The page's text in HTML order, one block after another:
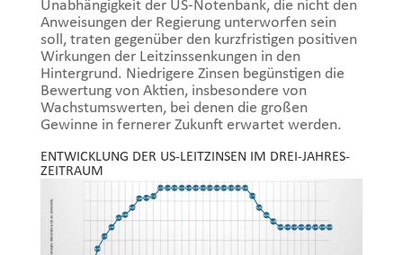
Unabhängigkeit der US-Notenbank, die nicht den
Anweisungen der Regierung unterworfen sein
soll, traten gegenüber den kurzfristigen positiven
Wirkungen der Leitzinssenkungen in den
Hintergrund. Niedrigere Zinsen begünstigen die
Bewertung von Aktien, insbesondere von
Wachstumswerten, bei denen die großen
Gewinne in fernerer Zukunft erwartet werden.
ENTWICKLUNG DER US-LEITZINSEN IM DREI-JAHRES-
ZEITRAUM